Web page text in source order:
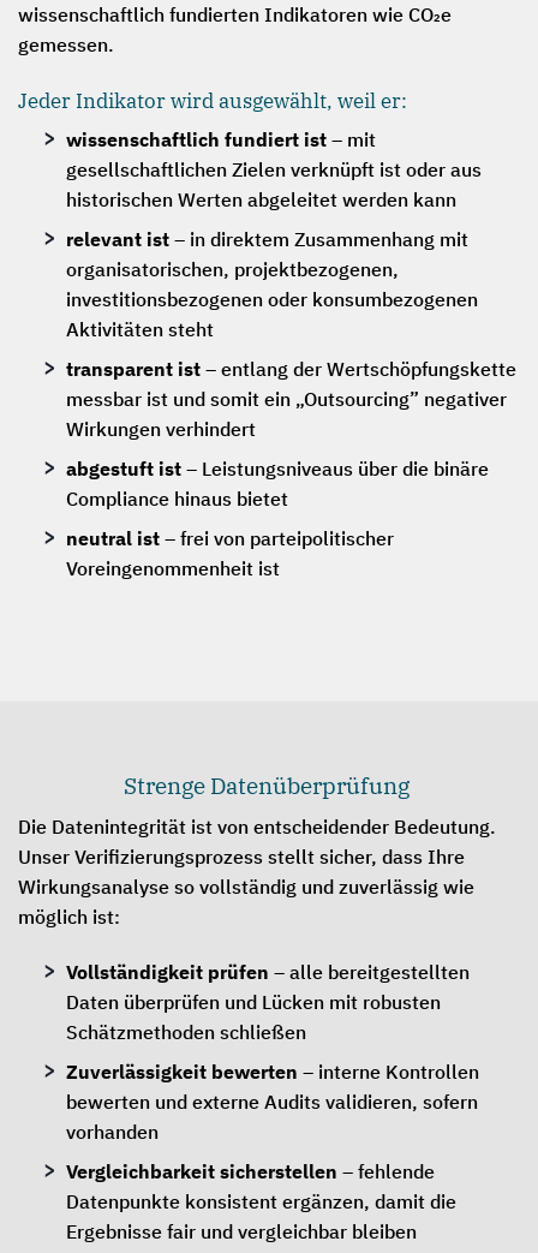
wissenschaftlich fundierten Indikatoren wie CO₂e
gemessen.
Jeder Indikator wird ausgewählt, weil er:
wissenschaftlich fundiert ist– mit
gesellschaftlichen Zielen verknüpft ist oder aus
historischen Werten abgeleitet werden kann
relevant ist– in direktem Zusammenhang mit
organisatorischen, projektbezogenen,
investitionsbezogenen oder konsumbezogenen
Aktivitäten steht
transparent ist– entlang der Wertschöpfungskette
messbar ist und somit ein „Outsourcing” negativer
Wirkungen verhindert
abgestuft ist– Leistungsniveaus über die binäre
Compliance hinaus bietet
neutral ist– frei von parteipolitischer
Voreingenommenheit ist
Strenge Datenüberprüfung
Die Datenintegrität ist von entscheidender Bedeutung.
Unser Verifizierungsprozess stellt sicher, dass Ihre
Wirkungsanalyse so vollständig und zuverlässig wie
möglich ist:
Vollständigkeit prüfen – alle bereitgestellten
Daten überprüfen und Lücken mit robusten
Schätzmethoden schließen
Zuverlässigkeit bewerten – interne Kontrollen
bewerten und externe Audits validieren, sofern
vorhanden
Vergleichbarkeit sicherstellen – fehlende
Datenpunkte konsistent ergänzen, damit die
Ergebnisse fair und vergleichbar bleiben